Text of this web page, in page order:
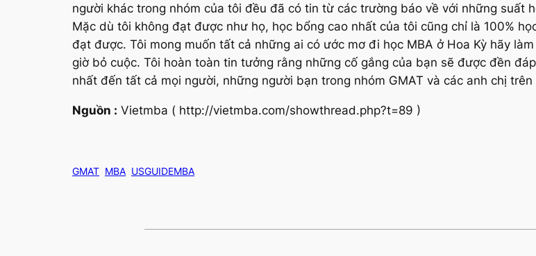
người khác trong nhóm của tôi đều đã có tin từ các trường báo về với những suất
Mặc dù tôi không đạt được như họ, học bổng cao nhất của tôi cũng chỉ là 100%
đạt được. Tôi mong muốn tất cả những ai có ước mơ đi học MBA ở Hoa Kỳ hãy
giờ bỏ cuộc. Tôi hoàn toàn tin tưởng rằng những cố gắng của bạn sẽ được đền
nhất đến tất cả mọi người, những người bạn trong nhóm GMAT và các anh chị trên
Nguồn : Vietmba ( http://vietmba.com/showthread.php?t=89 )
GMAT MBA USGUIDEMBA